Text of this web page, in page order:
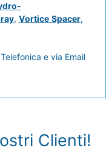
, Vortice Spacer,
e via Email
Clienti!